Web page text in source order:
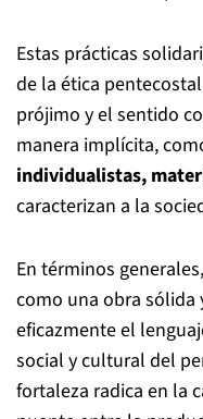
Estas prácticas
de la ética
prójimo y el sentido
manera implícita,
individualistas,
caracterizan a la
En términos
como una obra
eficazmente el
social y cultural del
fortaleza radica en la